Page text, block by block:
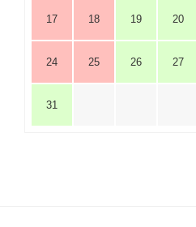
17 18 19 20
24 25 26 27
31